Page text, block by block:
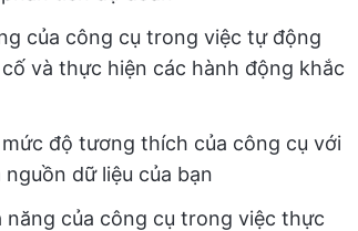
của công cụ trong việc tự động
và thực hiện các hành động khắc
độ tương thích của công cụ với
dữ liệu của bạn
năng của công cụ trong việc thực